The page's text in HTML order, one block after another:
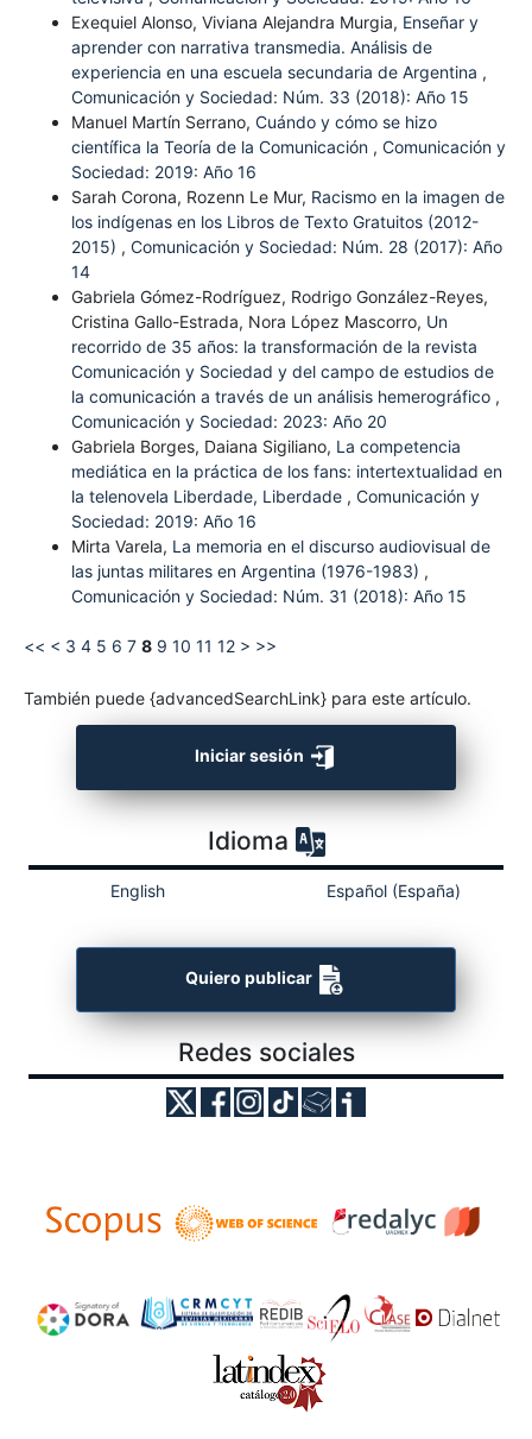
Exequiel Alonso, Viviana Alejandra Murgia, Enseñar y
aprender con narrativa transmedia. Análisis de
experiencia en una escuela secundaria de Argentina ,
Comunicación y Sociedad: Núm. 33 (2018): Año 15
Manuel Martín Serrano, Cuándo y cómo se hizo
científica la Teoría de la Comunicación , Comunicación y
Sociedad: 2019: Año 16
Sarah Corona, Rozenn Le Mur, Racismo en la imagen de
los indígenas en los Libros de Texto Gratuitos (2012-
2015) , Comunicación y Sociedad: Núm. 28 (2017): Año
14
Gabriela Gómez-Rodríguez, Rodrigo González-Reyes,
Cristina Gallo-Estrada, Nora López Mascorro, Un
recorrido de 35 años: la transformación de la revista
Comunicación y Sociedad y del campo de estudios de
la comunicación a través de un análisis hemerográfico ,
Comunicación y Sociedad: 2023: Año 20
Gabriela Borges, Daiana Sigiliano, La competencia
mediática en la práctica de los fans: intertextualidad en
la telenovela Liberdade, Liberdade , Comunicación y
Sociedad: 2019: Año 16
Mirta Varela, La memoria en el discurso audiovisual de
las juntas militares en Argentina (1976-1983) ,
Comunicación y Sociedad: Núm. 31 (2018): Año 15
<< < 3 4 5 6 7 8 9 10 11 12 > >>
También puede {advancedSearchLink} para este artículo.
Iniciar sesión
Idioma
English Español (España)
Quiero publicar
Redes sociales